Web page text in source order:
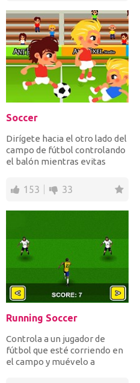
Soccer
Dirígete hacia el otro lado del
campo de fútbol controlando
el balón mientras evitas
153 33
Running Soccer
Controla a un jugador de
fútbol que esté corriendo en
el campo y muévelo a